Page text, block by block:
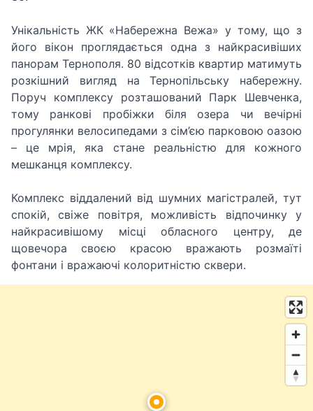
Унікальність ЖК «Набережна Вежа» у тому, що з
його вікон проглядається одна з найкрасивіших
панорам Тернополя. 80 відсотків квартир матимуть
розкішний вигляд на Тернопільську набережну.
Поруч комплексу розташований Парк Шевченка,
тому ранкові пробіжки біля озера чи вечірні
прогулянки велосипедами з сім’єю парковою оазою
– це мрія, яка стане реальністю для кожного
мешканця комплексу.
Комплекс віддалений від шумних магістралей, тут
спокій, свіже повітря, можливість відпочинку у
найкрасивішому місці обласного центру, де
щовечора своєю красою вражають розмаїті
фонтани і вражаючі колоритністю сквери.